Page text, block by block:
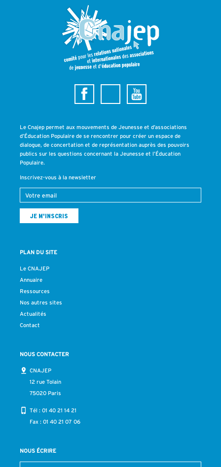
Le Cnajep permet aux mouvements de Jeunesse et d’associations
d’Éducation Populaire de se rencontrer pour créer un espace de
dialogue, de concertation et de représentation auprès des pouvoirs
publics sur les questions concernant la Jeunesse et l’Éducation
Populaire.
Inscrivez-vous à la newsletter
PLAN DU SITE
Le CNAJEP
Annuaire
Ressources
Nos autres sites
Actualités
Contact
NOUS CONTACTER
CNAJEP
12 rue Tolain
75020 Paris
Tél : 01 40 21 14 21
Fax : 01 40 21 07 06
NOUS ÉCRIRE